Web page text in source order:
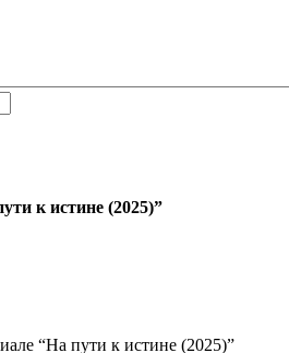
к истине (2025)”
“На пути к истине (2025)”